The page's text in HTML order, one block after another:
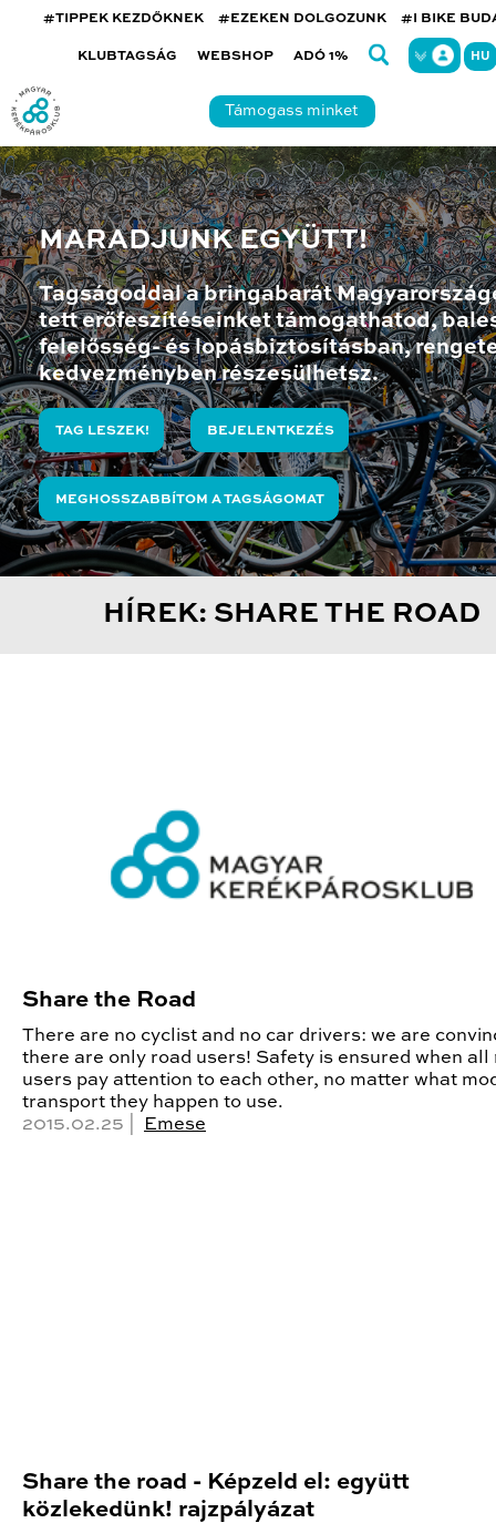
#TIPPEK KEZDŐKNEK #EZEKEN DOLGOZUNK #I BIKE
KLUBTAGSÁG WEBSHOP ADÓ 1% HU
Támogass minket
MARADJUNK EGYÜTT!
Tagságoddal a bringabarát
tett erőfeszítéseinket támogathatod,
felelősség- és lopásbiztosításban,
kedvezményben részesülhetsz.
TAG LESZEK! BEJELENTKEZÉS
MEGHOSSZABBÍTOM A TAGSÁGOMAT
HÍREK: SHARE THE ROAD
Share the Road
There are no cyclist and no car drivers: we are
there are only road users! Safety is ensured when all
users pay attention to each other, no matter what
transport they happen to use.
2015.02.25 |
Emese
Share the road - Képzeld el: együtt
közlekedünk! rajzpályázat